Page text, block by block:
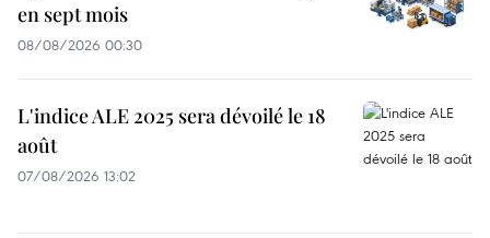
en sept mois
08/08/2026 00:30
L'indice ALE 2025 sera dévoilé le 18
août
07/08/2026 13:02